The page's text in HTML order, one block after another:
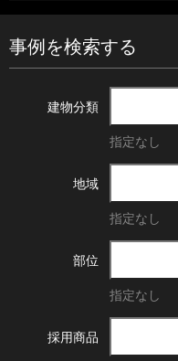
事例を検索する
建物分類
指定なし
地域
指定なし
部位
指定なし
採用商品